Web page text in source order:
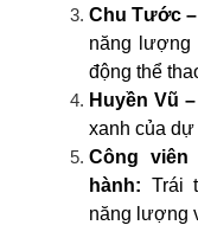
Chu Tước
năng lượng
động thể
Huyền Vũ
xanh của dự
Công
hành: Trái
năng lượng